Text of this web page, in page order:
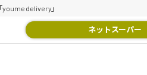
delivery」
ネットスーパー